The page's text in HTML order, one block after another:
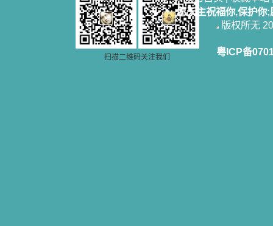
扫描二维码关注我们
愿天主祝福你,保护你
版权所无
粤ICP备